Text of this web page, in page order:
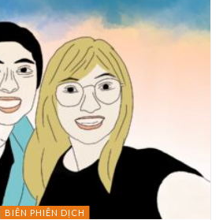
BIÊN PHIÊN DỊCH